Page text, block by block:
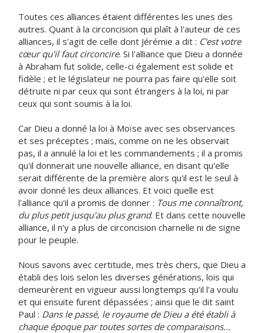
Toutes ces alliances étaient différentes les unes des
autres. Quant à la circoncision qui plaît à l'auteur de ces
alliances, il s'agit de celle dont Jérémie a dit : C'est votre
cœur qu'il faut circoncire. Si l'alliance que Dieu a donnée
à Abraham fut solide, celle-ci également est solide et
fidèle ; et le législateur ne pourra pas faire qu'elle soit
détruite ni par ceux qui sont étrangers à la loi, ni par
ceux qui sont soumis à la loi.
Car Dieu a donné la loi à Moïse avec ses observances
et ses préceptes ; mais, comme on ne les observait
pas, il a annulé la loi et les commandements ; il a promis
qu'il donnerait une nouvelle alliance, en disant qu'elle
serait différente de la première alors qu'il est le seul à
avoir donné les deux alliances. Et voici quelle est
l'alliance qu'il a promis de donner : Tous me connaîtront,
du plus petit jusqu'au plus grand. Et dans cette nouvelle
alliance, il n'y a plus de circoncision charnelle ni de signe
pour le peuple.
Nous savons avec certitude, mes très chers, que Dieu a
établi des lois selon les diverses générations, lois qui
demeurèrent en vigueur aussi longtemps qu'il l'a voulu
et qui ensuite furent dépassées ; ainsi que le dit saint
Paul : Dans le passé, le royaume de Dieu a été établi à
chaque époque par toutes sortes de comparaisons...